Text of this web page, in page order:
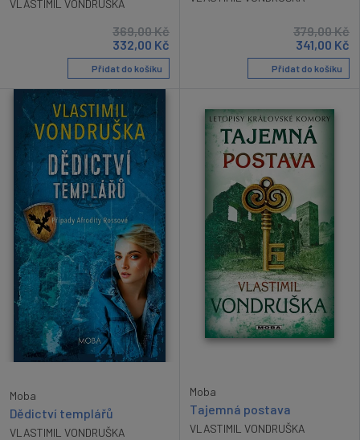
VLASTIMIL VONDRUŠKA
369,00Kč
332,00 Kč
Přidat do košíku
379,00Kč
341,00 Kč
Přidat do košíku
Moba
Dědictví templářů
VLASTIMIL VONDRUŠKA
Moba
Tajemná postava
VLASTIMIL VONDRUŠKA